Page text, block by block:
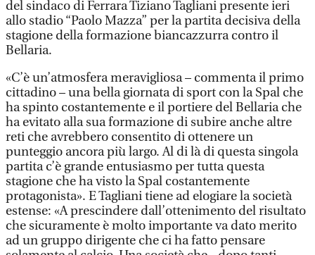
del sindaco di Ferrara Tiziano Tagliani presente ieri
allo stadio “Paolo Mazza” per la partita decisiva della
stagione della formazione biancazzurra contro il
Bellaria.
«C’è un’atmosfera meravigliosa – commenta il primo
cittadino – una bella giornata di sport con la Spal che
ha spinto costantemente e il portiere del Bellaria che
ha evitato alla sua formazione di subire anche altre
reti che avrebbero consentito di ottenere un
punteggio ancora più largo. Al di là di questa singola
partita c’è grande entusiasmo per tutta questa
stagione che ha visto la Spal costantemente
protagonista». E Tagliani tiene ad elogiare la società
estense: «A prescindere dall’ottenimento del risultato
che sicuramente è molto importante va dato merito
ad un gruppo dirigente che ci ha fatto pensare